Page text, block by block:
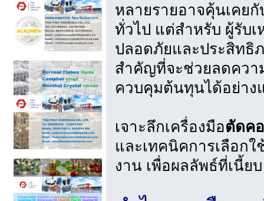
หลายรายอาจคุ้นเคย
ทั่วไป แต่สำหรับ ผู้รับ
ปลอดภัยและประสิทธิ
สำคัญที่จะช่วยลดควา
ควบคุมต้นทุนได้อย่าง
เจาะลึกเครื่องมือตัดค
และเทคนิคการเลือก
งาน เพื่อผลลัพธ์ที่เนี้ย